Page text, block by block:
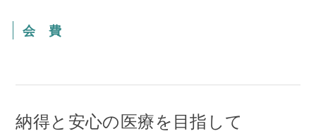
会 費
納得と安心の医療を目指して